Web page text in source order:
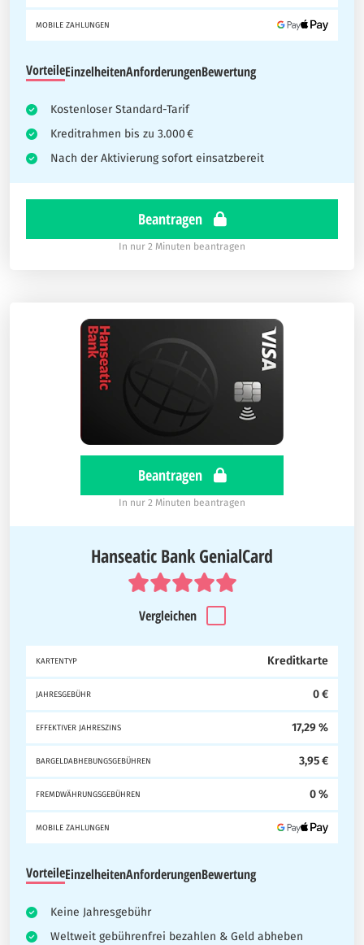
MOBILE ZAHLUNGEN
VorteileEinzelheitenAnforderungenBewertung
Kostenloser Standard-Tarif
Kreditrahmen bis zu 3.000 €
Nach der Aktivierung sofort einsatzbereit
Beantragen
In nur 2 Minuten beantragen
Beantragen
In nur 2 Minuten beantragen
Hanseatic Bank GenialCard
Vergleichen
KARTENTYP Kreditkarte
JAHRESGEBÜHR 0 €
EFFEKTIVER JAHRESZINS 17,29 %
BARGELDABHEBUNGSGEBÜHREN 3,95 €
FREMDWÄHRUNGSGEBÜHREN 0 %
MOBILE ZAHLUNGEN
VorteileEinzelheitenAnforderungenBewertung
Keine Jahresgebühr
Weltweit gebührenfrei bezahlen & Geld abheben